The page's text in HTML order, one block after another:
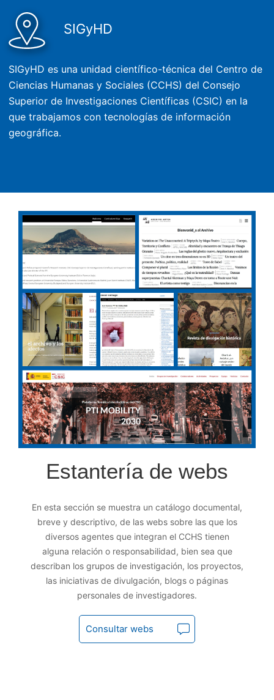
SIGyHD
SIGyHD es una unidad científico-técnica del Centro de
Ciencias Humanas y Sociales (CCHS) del Consejo
Superior de Investigaciones Científicas (CSIC) en la
que trabajamos con tecnologías de información
geográfica.
Estantería de webs
En esta sección se muestra un catálogo documental,
breve y descriptivo, de las webs sobre las que los
diversos agentes que integran el CCHS tienen
alguna relación o responsabilidad, bien sea que
describan los grupos de investigación, los proyectos,
las iniciativas de divulgación, blogs o páginas
personales de investigadores.
Consultar webs